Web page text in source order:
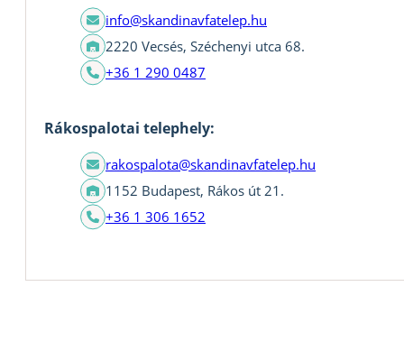
info@skandinavfatelep.hu
2220 Vecsés, Széchenyi utca 68.
+36 1 290 0487
Rákospalotai telephely:
rakospalota@skandinavfatelep.hu
1152 Budapest, Rákos út 21.
+36 1 306 1652